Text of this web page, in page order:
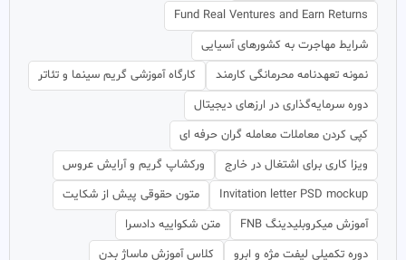
Fund Real Ventures and Earn Returns
شرایط مهاجرت به کشورهای آسیایی
نمونه تعهدنامه محرمانگی کارمند
کارگاه آموزشی گریم سینما و تئاتر
دوره سرمایه‌گذاری در ارزهای دیجیتال
کپی کردن معاملات معامله گران حرفه ای
ویزا کاری برای اشتغال در خارج
ورکشاپ گریم و آرایش عروس
Invitation letter PSD mockup
متون حقوقی پیش از شکایت
آموزش میکروبلیدینگ FNB
متن شکواییه دادسرا
دوره تکمیلی لیفت مژه و ابرو
کلاس آموزش ماساژ بدن